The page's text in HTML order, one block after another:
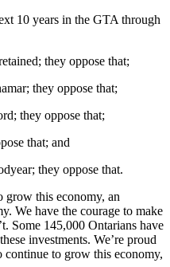
10 years in the GTA through
they oppose that;
they oppose that;
they oppose that;
that; and
they oppose that.
grow this economy, an
We have the courage to make
Some 145,000 Ontarians have
investments. We’re proud
continue to grow this economy,